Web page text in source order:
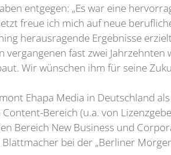
entgegen: „Es war eine
freue ich mich auf neue
herausragende Ergebnisse
vergangenen fast zwei
Wir wünschen ihm für seine
Ehapa Media in Deutschland
Bereich (u.a. von
Bereich New Business und
bei der „Berliner